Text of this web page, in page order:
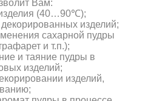
Вам:
(40…90℃);
изделий;
сахарной пудры
и т.п.);
и таяние пудры в
изделий;
изделий,